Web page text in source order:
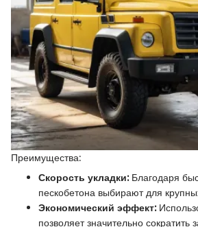
Преимущества:
Скорость укладки:Благодаря
пескобетона выбирают для
Экономический эффект:
позволяет значительно сократить